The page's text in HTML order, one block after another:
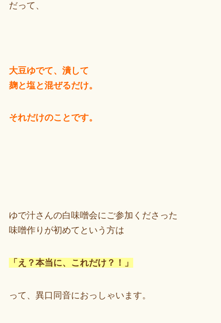
だって、
大豆ゆでて、潰して
麹と塩と混ぜるだけ。
それだけのことです。
ゆで汁さんの白味噌会にご参加くださった
味噌作りが初めてという方は
「え？本当に、これだけ？！」
って、異口同音におっしゃいます。